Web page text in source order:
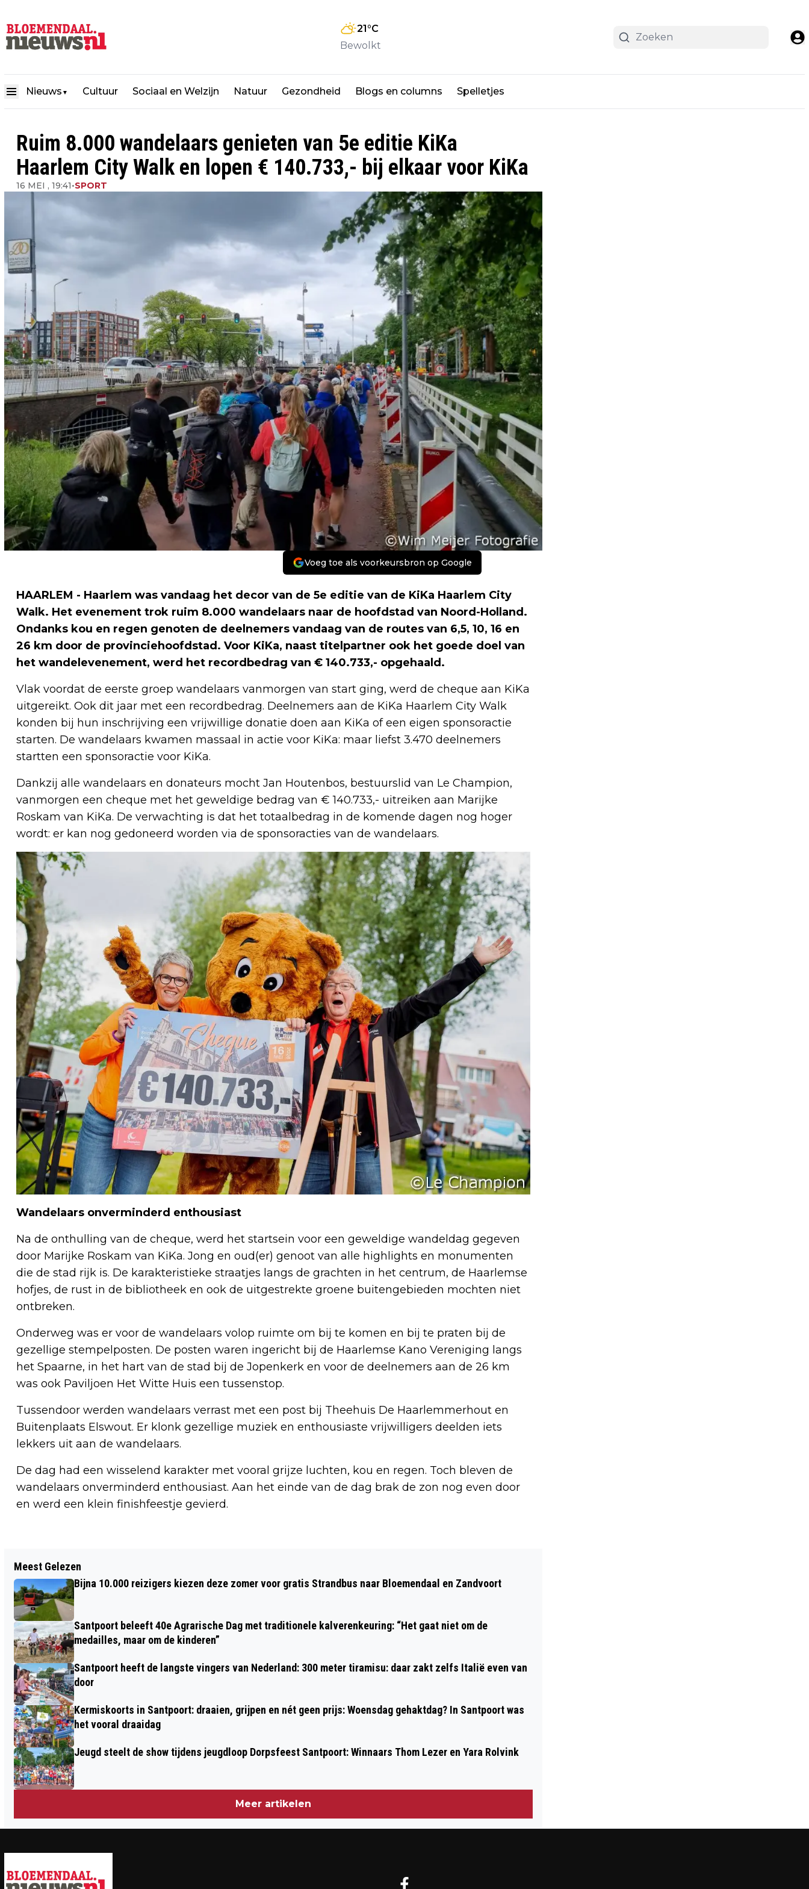
21°C
Bewolkt
Nieuws ▼ Cultuur Sociaal en Welzijn Natuur Gezondheid Blogs en columns Spelletjes
Ruim 8.000 wandelaars genieten van 5e editie KiKa
Haarlem City Walk en lopen € 140.733,- bij elkaar voor KiKa
16 MEI , 19:41•SPORT
Voeg toe als voorkeursbron op Google
HAARLEM - Haarlem was vandaag het decor van de 5e editie van de KiKa Haarlem City
Walk. Het evenement trok ruim 8.000 wandelaars naar de hoofdstad van Noord-Holland.
Ondanks kou en regen genoten de deelnemers vandaag van de routes van 6,5, 10, 16 en
26 km door de provinciehoofdstad. Voor KiKa, naast titelpartner ook het goede doel van
het wandelevenement, werd het recordbedrag van € 140.733,- opgehaald.
Vlak voordat de eerste groep wandelaars vanmorgen van start ging, werd de cheque aan KiKa
uitgereikt. Ook dit jaar met een recordbedrag. Deelnemers aan de KiKa Haarlem City Walk
konden bij hun inschrijving een vrijwillige donatie doen aan KiKa of een eigen sponsoractie
starten. De wandelaars kwamen massaal in actie voor KiKa: maar liefst 3.470 deelnemers
startten een sponsoractie voor KiKa.
Dankzij alle wandelaars en donateurs mocht Jan Houtenbos, bestuurslid van Le Champion,
vanmorgen een cheque met het geweldige bedrag van € 140.733,- uitreiken aan Marijke
Roskam van KiKa. De verwachting is dat het totaalbedrag in de komende dagen nog hoger
wordt: er kan nog gedoneerd worden via de sponsoracties van de wandelaars.
Wandelaars onverminderd enthousiast
Na de onthulling van de cheque, werd het startsein voor een geweldige wandeldag gegeven
door Marijke Roskam van KiKa. Jong en oud(er) genoot van alle highlights en monumenten
die de stad rijk is. De karakteristieke straatjes langs de grachten in het centrum, de Haarlemse
hofjes, de rust in de bibliotheek en ook de uitgestrekte groene buitengebieden mochten niet
ontbreken.
Onderweg was er voor de wandelaars volop ruimte om bij te komen en bij te praten bij de
gezellige stempelposten. De posten waren ingericht bij de Haarlemse Kano Vereniging langs
het Spaarne, in het hart van de stad bij de Jopenkerk en voor de deelnemers aan de 26 km
was ook Paviljoen Het Witte Huis een tussenstop.
Tussendoor werden wandelaars verrast met een post bij Theehuis De Haarlemmerhout en
Buitenplaats Elswout. Er klonk gezellige muziek en enthousiaste vrijwilligers deelden iets
lekkers uit aan de wandelaars.
De dag had een wisselend karakter met vooral grijze luchten, kou en regen. Toch bleven de
wandelaars onverminderd enthousiast. Aan het einde van de dag brak de zon nog even door
en werd een klein finishfeestje gevierd.
OPEN DAG NIERCENTRUM SPAARNE
GASTHUIS HAARLEM ZUID
DEMONSTRATIE IN HAARLEM
STATIONSPLEIN
Meest Gelezen
Bijna 10.000 reizigers kiezen deze zomer voor gratis Strandbus naar Bloemendaal en Zandvoort
Santpoort beleeft 40e Agrarische Dag met traditionele kalverenkeuring: “Het gaat niet om de
medailles, maar om de kinderen”
Santpoort heeft de langste vingers van Nederland: 300 meter tiramisu: daar zakt zelfs Italië even van
door
Kermiskoorts in Santpoort: draaien, grijpen en nét geen prijs: Woensdag gehaktdag? In Santpoort was
het vooral draaidag
Jeugd steelt de show tijdens jeugdloop Dorpsfeest Santpoort: Winnaars Thom Lezer en Yara Rolvink
Meer artikelen